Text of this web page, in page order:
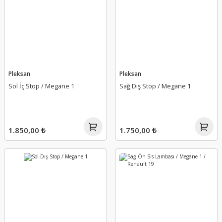
Pleksan
Sol İç Stop / Megane 1
1.850,00 ₺
Pleksan
Sağ Dış Stop / Megane 1
1.750,00 ₺